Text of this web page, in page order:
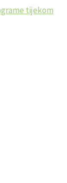
tijekom